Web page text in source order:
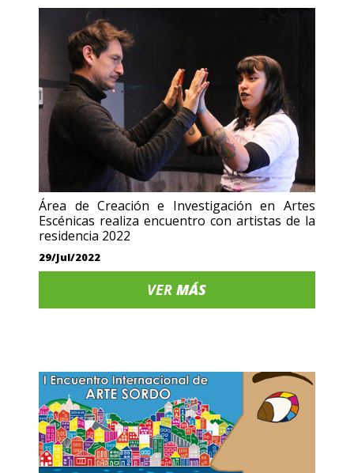
Área de Creación e Investigación en Artes
Escénicas realiza encuentro con artistas de la
residencia 2022
29/Jul/2022
VERMÁS